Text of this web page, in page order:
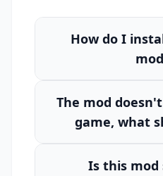
How do I
The mod
game, what
Is this mod